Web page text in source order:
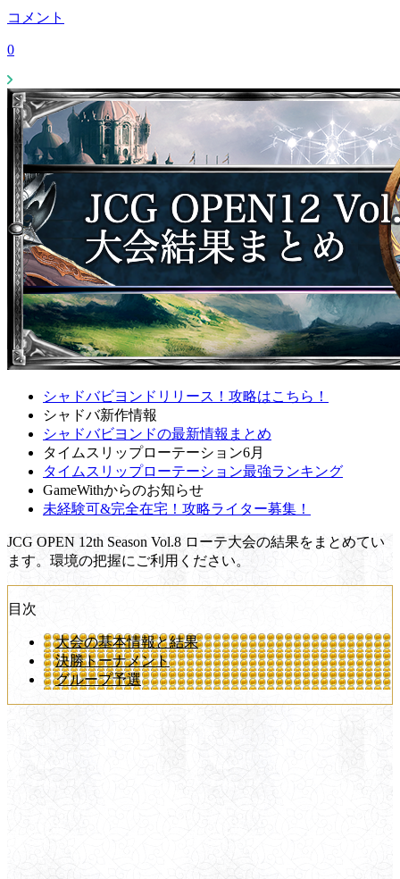
コメント
0
シャドバビヨンドリリース！攻略はこちら！
シャドバ新作情報
シャドバビヨンドの最新情報まとめ
タイムスリップローテーション6月
タイムスリップローテーション最強ランキング
GameWithからのお知らせ
未経験可&完全在宅！攻略ライター募集！
JCG OPEN 12th Season Vol.8 ローテ大会の結果をまとめてい
ます。環境の把握にご利用ください。
目次
大会の基本情報と結果
決勝トーナメント
グループ予選